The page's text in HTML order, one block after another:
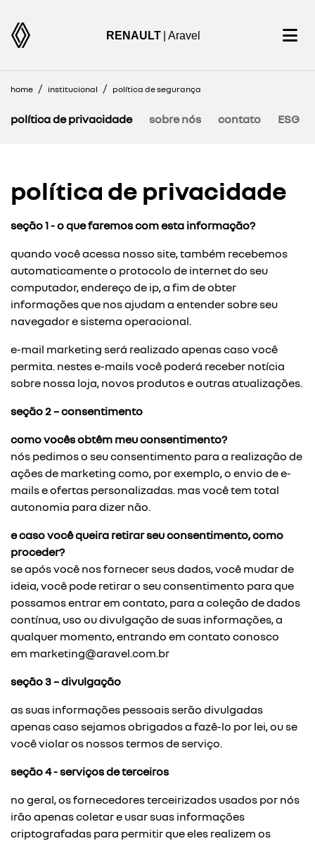
RENAULT | Aravel
home institucional política de segurança
sobre nós contato
política de privacidade ESG
política de privacidade
seção 1 - o que faremos com esta informação?
quando você acessa nosso site, também recebemos
automaticamente o protocolo de internet do seu
computador, endereço de ip, a fim de obter
informações que nos ajudam a entender sobre seu
navegador e sistema operacional.
e-mail marketing será realizado apenas caso você
permita. nestes e-mails você poderá receber notícia
sobre nossa loja, novos produtos e outras atualizações.
seção 2 – consentimento
como vocês obtêm meu consentimento?
nós pedimos o seu consentimento para a realização de
ações de marketing como, por exemplo, o envio de e-
mails e ofertas personalizadas. mas você tem total
autonomia para dizer não.
e caso você queira retirar seu consentimento, como
proceder?
se após você nos fornecer seus dados, você mudar de
ideia, você pode retirar o seu consentimento para que
possamos entrar em contato, para a coleção de dados
contínua, uso ou divulgação de suas informações, a
qualquer momento, entrando em contato conosco
em marketing@aravel.com.br
seção 3 – divulgação
as suas informações pessoais serão divulgadas
apenas caso sejamos obrigados a fazê-lo por lei, ou se
você violar os nossos termos de serviço.
seção 4 - serviços de terceiros
no geral, os fornecedores terceirizados usados por nós
irão apenas coletar e usar suas informações
criptografadas para permitir que eles realizem os